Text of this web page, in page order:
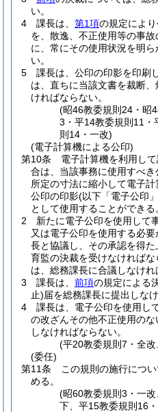
い。
4
課長は、 第1項の規定によ
を、散逸、不正使用等の事
に、常にその使用状況を明
い。
5
課長は、公印の印影を印刷
は、直ちに当該文書を裁断
ければならない。
(昭46教委規則24・昭
3・平14教委規則11・
則14・一改)
(電子計算機による公印)
第10条
電子計算機を利用し
合は、当該事務に使用すべ
所定の寸法に縮小して電子
公印の印影(以下「電子公印
として使用することができる
2
新たに電子公印を使用して
又は電子公印を使用する必
長と協議し、その承認を得
育監の決裁を受けなければな
は、総務課長に合議しなけれ
3
課長は、 前項の規定による
止)届を総務課長に提出しな
4
課長は、電子公印を使用し
の改ざんその他不正使用の
しなければならない。
(平20教委規則7・全
(委任)
第11条
この規則の施行につ
める。
(昭60教委規則3・一
下、平15教委規則16